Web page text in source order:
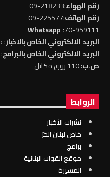
رقم الهواء:218233-09
رقم الهاتف:225577-09
70-959111
: Whatsapp
البريد الالكتروني الخاص بالاخبار: news@rll.com.lb
البريد الالكتروني الخاص بالبرامج: info@rll.com.lb
ص.ب: 110 زوق مكايل
الروابط
نشرات الأخبار
خاص لبنان الحرّ
برامج
موقع القوات البنانية
المسيرة